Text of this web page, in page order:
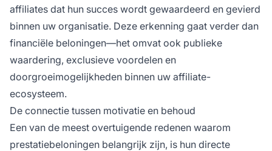
affiliates dat hun succes wordt gewaardeerd en gevierd
binnen uw organisatie. Deze erkenning gaat verder dan
financiële beloningen—het omvat ook publieke
waardering, exclusieve voordelen en
doorgroeimogelijkheden binnen uw affiliate-
ecosysteem.
De connectie tussen motivatie en behoud
Een van de meest overtuigende redenen waarom
prestatiebeloningen belangrijk zijn, is hun directe